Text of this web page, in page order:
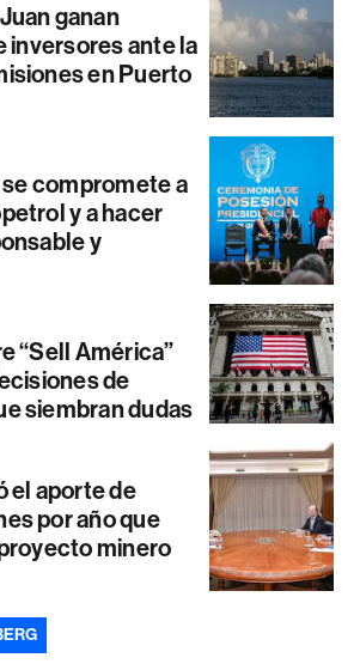
ganan
inversores ante la
en Puerto
compromete a
y a hacer
y
“Sell América”
de
siembran dudas
el aporte de
por año que
minero